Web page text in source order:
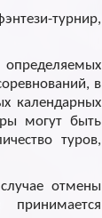
турнир,
в
календарных
могут быть
туров,
отмены